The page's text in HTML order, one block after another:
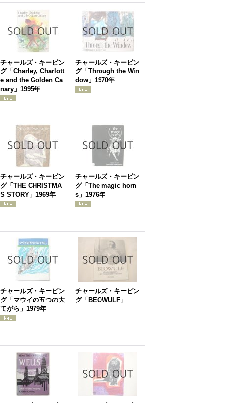
チャールズ・キーピン
グ「Charley, Charlott
e and the Golden Ca
nary」1995年
チャールズ・キーピン
グ「Through the Win
dow」1970年
チャールズ・キーピン
グ「THE CHRISTMA
S STORY」1969年
チャールズ・キーピン
グ「The magic horn
s」1976年
チャールズ・キーピン
グ「マウイの五つの大
てがら」1979年
チャールズ・キーピン
グ「BEOWULF」